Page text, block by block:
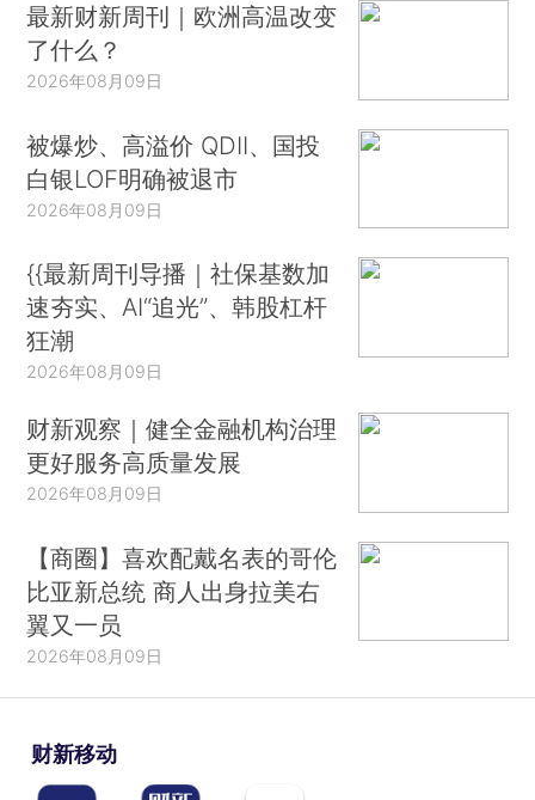
最新财新周刊｜欧洲高温改变
了什么？
2026年08月09日
被爆炒、高溢价 QDII、国投
白银LOF明确被退市
2026年08月09日
{{最新周刊导播｜社保基数加
速夯实、AI“追光”、韩股杠杆
狂潮
2026年08月09日
财新观察｜健全金融机构治理
更好服务高质量发展
2026年08月09日
【商圈】喜欢配戴名表的哥伦
比亚新总统 商人出身拉美右
翼又一员
2026年08月09日
财新移动